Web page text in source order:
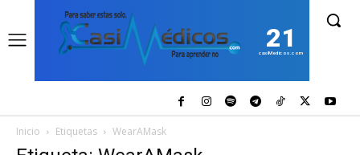
21
casiMedicos.com
Inicio Etiquetas WearAMask